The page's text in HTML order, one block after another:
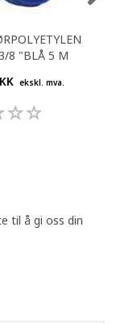
8 "BLÅ 5 M
ekskl. mva.
til å gi oss din